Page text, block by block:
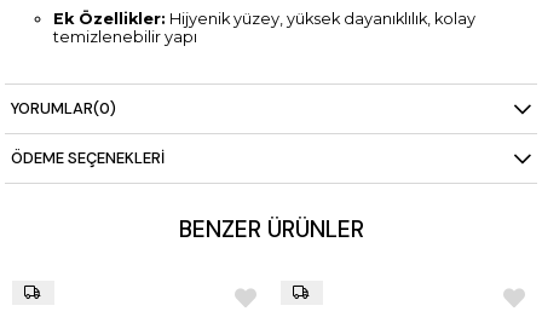
Ek Özellikler: Hijyenik yüzey, yüksek dayanıklılık, kolay
temizlenebilir yapı
YORUMLAR(0)
ÖDEME SEÇENEKLERI
BENZER ÜRÜNLER